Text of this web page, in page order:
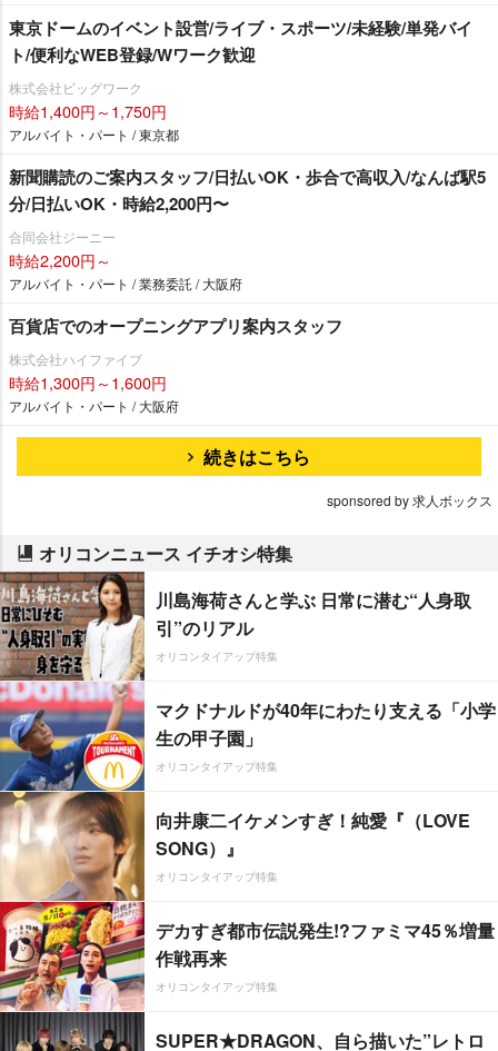
東京ドームのイベント設営/ライブ・スポーツ/未経験/単発バイ
ト/便利なWEB登録/Wワーク歓迎
株式会社ビッグワーク
時給1,400円～1,750円
アルバイト・パート / 東京都
新聞購読のご案内スタッフ/日払いOK・歩合で高収入/なんば駅5
分/日払いOK・時給2,200円〜
合同会社ジーニー
時給2,200円～
アルバイト・パート / 業務委託 / 大阪府
百貨店でのオープニングアプリ案内スタッフ
株式会社ハイファイブ
時給1,300円～1,600円
アルバイト・パート / 大阪府
続きはこちら
sponsored by 求人ボックス
オリコンニュース イチオシ特集
川島海荷さんと学ぶ 日常に潜む“人身取
引”のリアル
オリコンタイアップ特集
マクドナルドが40年にわたり支える「小学
生の甲子園」
オリコンタイアップ特集
向井康二イケメンすぎ！純愛『（LOVE
SONG）』
オリコンタイアップ特集
デカすぎ都市伝説発生!?ファミマ45％増量
作戦再来
オリコンタイアップ特集
SUPER★DRAGON、自ら描いた”レトロ